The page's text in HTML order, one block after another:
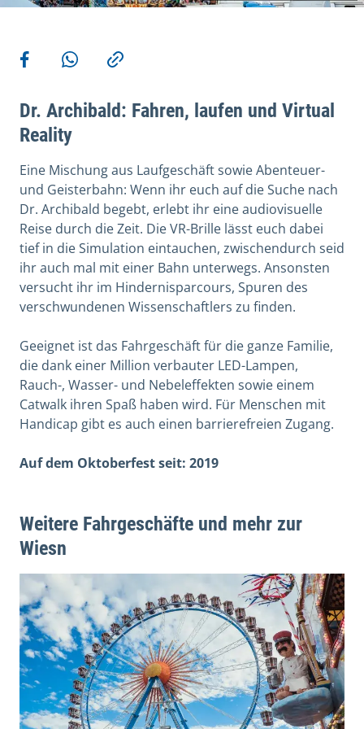
Weitere Aktionen
Teilen auf Facebook
Teilen via WhatsApp
Kopieren
Dr. Archibald: Fahren, laufen und Virtual
Reality
Eine Mischung aus Laufgeschäft sowie Abenteuer-
und Geisterbahn: Wenn ihr euch auf die Suche nach
Dr. Archibald begebt, erlebt ihr eine audiovisuelle
Reise durch die Zeit. Die VR-Brille lässt euch dabei
tief in die Simulation eintauchen, zwischendurch seid
ihr auch mal mit einer Bahn unterwegs. Ansonsten
versucht ihr im Hindernisparcours, Spuren des
verschwundenen Wissenschaftlers zu finden.
Geeignet ist das Fahrgeschäft für die ganze Familie,
die dank einer Million verbauter LED-Lampen,
Rauch-, Wasser- und Nebeleffekten sowie einem
Catwalk ihren Spaß haben wird. Für Menschen mit
Handicap gibt es auch einen barrierefreien Zugang.
Auf dem Oktoberfest seit: 2019
Weitere Fahrgeschäfte und mehr zur
Wiesn